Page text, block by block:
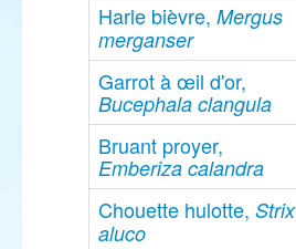
Harle bièvre, Mergus
merganser
Garrot à œil d'or,
Bucephala clangula
Bruant proyer,
Emberiza calandra
Chouette hulotte, Strix
aluco